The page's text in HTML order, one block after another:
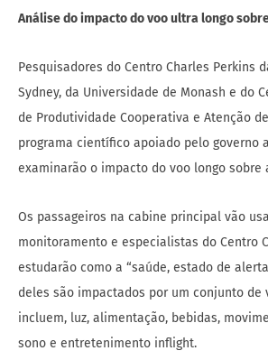
Análise do impacto do voo ultra longo
Pesquisadores do Centro Charles Perkins
Sydney, da Universidade de Monash e do
de Produtividade Cooperativa e Atenção
programa científico apoiado pelo governo
examinarão o impacto do voo longo sobre
Os passageiros na cabine principal vão
monitoramento e especialistas do Centro
estudarão como a “saúde, estado de
deles são impactados por um conjunto de
incluem, luz, alimentação, bebidas,
sono e entretenimento inflight.